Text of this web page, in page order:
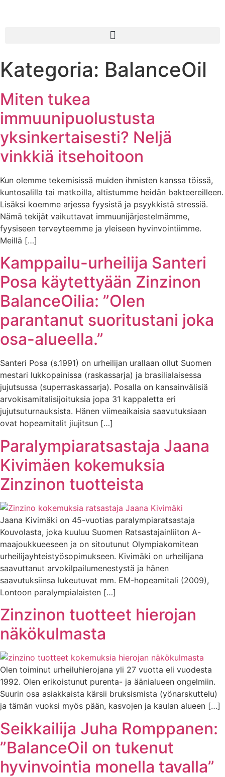
Kategoria: BalanceOil
Miten tukea
immuunipuolustusta
yksinkertaisesti? Neljä
vinkkiä itsehoitoon
Kun olemme tekemisissä muiden ihmisten kanssa töissä,
kuntosalilla tai matkoilla, altistumme heidän bakteereilleen.
Lisäksi koemme arjessa fyysistä ja psyykkistä stressiä.
Nämä tekijät vaikuttavat immuunijärjestelmämme,
fyysiseen terveyteemme ja yleiseen hyvinvointiimme.
Meillä […]
Kamppailu-urheilija Santeri
Posa käytettyään Zinzinon
BalanceOilia: ”Olen
parantanut suoritustani joka
osa-alueella.”
Santeri Posa (s.1991) on urheilijan urallaan ollut Suomen
mestari lukkopainissa (raskassarja) ja brasilialaisessa
jujutsussa (superraskassarja). Posalla on kansainvälisiä
arvokisamitalisijoituksia jopa 31 kappaletta eri
jujutsuturnauksista. Hänen viimeaikaisia saavutuksiaan
ovat hopeamitalit jiujitsun […]
Paralympiaratsastaja Jaana
Kivimäen kokemuksia
Zinzinon tuotteista
Jaana Kivimäki on 45-vuotias paralympiaratsastaja
Kouvolasta, joka kuuluu Suomen Ratsastajainliiton A-
maajoukkueeseen ja on sitoutunut Olympiakomitean
urheilijayhteistyösopimukseen. Kivimäki on urheilijana
saavuttanut arvokilpailumenestystä ja hänen
saavutuksiinsa lukeutuvat mm. EM-hopeamitali (2009),
Lontoon paralympialaisten […]
Zinzinon tuotteet hierojan
näkökulmasta
Olen toiminut urheiluhierojana yli 27 vuotta eli vuodesta
1992. Olen erikoistunut purenta- ja äänialueen ongelmiin.
Suurin osa asiakkaista kärsii bruksismista (yönarskuttelu)
ja tämän vuoksi myös pään, kasvojen ja kaulan alueen […]
Seikkailija Juha Romppanen:
”BalanceOil on tukenut
hyvinvointia monella tavalla”